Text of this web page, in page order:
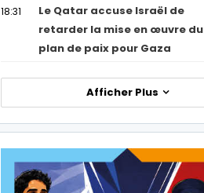
18:31
Le Qatar accuse Israël de
retarder la mise en œuvre du
plan de paix pour Gaza
Afficher Plus